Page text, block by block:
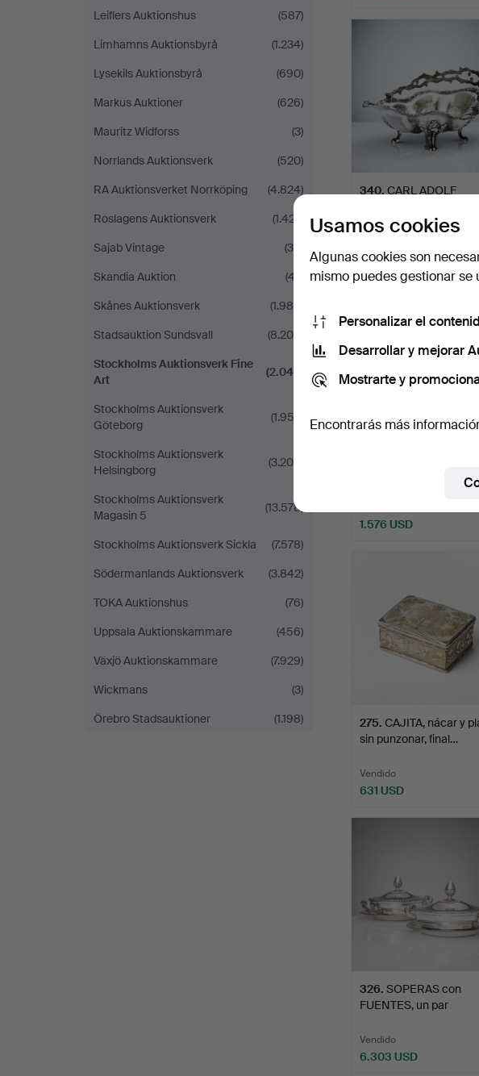
Leiflers Auktionshus
(587)
Limhamns Auktionsbyrå
(1.234)
Lysekils Auktionsbyrå
(690)
Markus Auktioner
(626)
Mauritz Widforss
(3)
Norrlands Auktionsverk
(520)
RA Auktionsverket Norrköping
(4.824)
Roslagens Auktionsverk
(1.427)
Sajab Vintage
(30)
Skandia Auktion
(47)
Skånes Auktionsverk
(1.989)
Stadsauktion Sundsvall
(8.208)
Stockholms Auktionsverk Fine
Art
(2.042)
Stockholms Auktionsverk
Göteborg
(1.952)
Stockholms Auktionsverk
Helsingborg
(3.209)
Stockholms Auktionsverk
Magasin 5
(13.578)
Stockholms Auktionsverk Sickla
(7.578)
Södermanlands Auktionsverk
(3.842)
TOKA Auktionshus
(76)
Uppsala Auktionskammare
(456)
Växjö Auktionskammare
(7.929)
Wickmans
(3)
Örebro Stadsauktioner
(1.198)
340. CARL ADOLF
bizcochos, p…
421 USD
1.576 USD
275. CAJITA, nácar y
sin punzonar, final…
Vendido
631 USD
326. SOPERAS con
FUENTES, un par
Vendido
6.303 USD
Usamos cookies
Algunas cookies son
mismo puedes gestionar se
Personalizar el
Desarrollar y mejorar
Mostrarte y
Encontrarás más